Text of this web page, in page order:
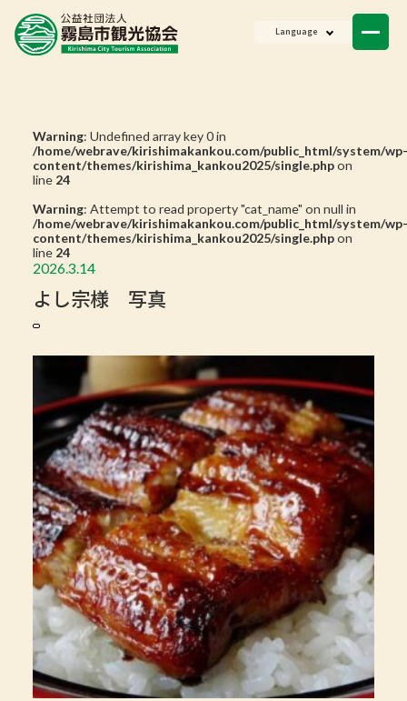
Language
Warning: Undefined array key 0 in
/home/webrave/kirishimakankou.com/public_html/system/wp-
content/themes/kirishima_kankou2025/single.phpon
line 24
Warning: Attempt to read property "cat_name" on null in
/home/webrave/kirishimakankou.com/public_html/system/wp-
content/themes/kirishima_kankou2025/single.phpon
line 24
2026.3.14
よし宗様 写真